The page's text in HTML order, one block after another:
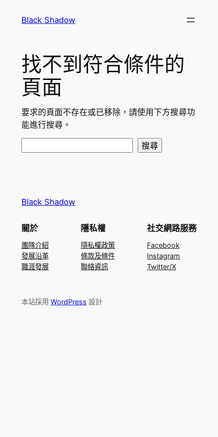
Black Shadow
找不到符合條件的
頁面
要求的頁面不存在或已移除，請使用下方搜尋功
能進行搜尋。
搜尋
Black Shadow
關於
團隊介紹
發展沿革
職涯發展
隱私權
隱私權政策
條款及條件
聯絡資訊
社交網路服務
Facebook
Instagram
Twitter/X
本站採用 WordPress 設計